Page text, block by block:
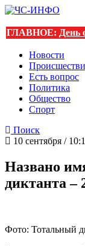
ГЛАВНОЕ: День
Новости
Есть вопрос
Политика
Общество
Спорт
Поиск
10 сентября /
Названо
диктанта –
Фото: Тотальный